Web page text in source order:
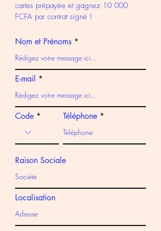
cartes prépayée et gagnez 10 000
FCFA par contrat signé !
Nom et Prénoms
E-mail
Code Téléphone
Raison Sociale
Localisation